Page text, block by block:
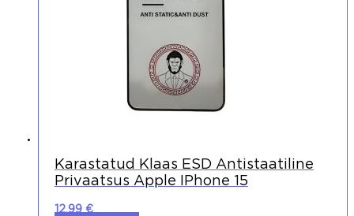
Karastatud Klaas ESD Antistaatiline
Privaatsus Apple IPhone 15
12,99 €